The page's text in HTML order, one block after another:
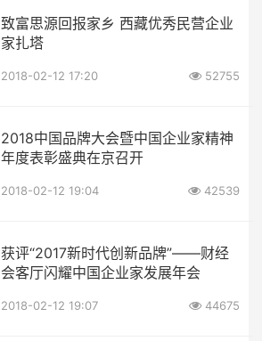
致富思源回报家乡 西藏优秀民营企业
家扎塔
2018-02-12 17:20 52755
2018中国品牌大会暨中国企业家精神
年度表彰盛典在京召开
2018-02-12 19:04 42539
获评“2017新时代创新品牌”——财经
会客厅闪耀中国企业家发展年会
2018-02-12 19:07 44675